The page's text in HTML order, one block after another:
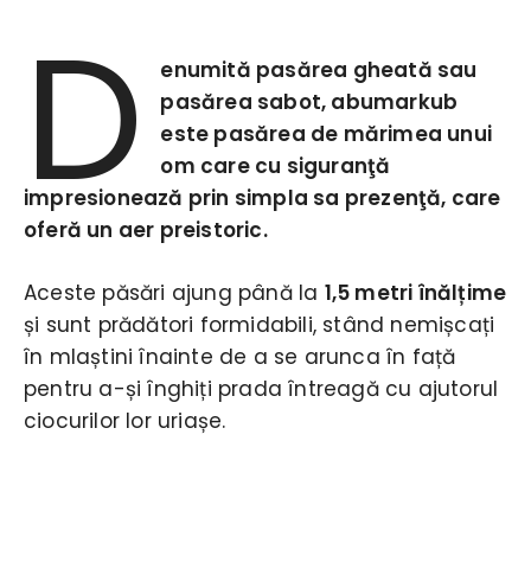
D
enumită pasărea gheată sau
pasărea sabot, abumarkub
este pasărea de mărimea unui
om care cu siguranţă
impresionează prin simpla sa prezenţă, care
oferă un aer preistoric.
Aceste păsări ajung până la 1,5 metri înălțime
și sunt prădători formidabili, stând nemișcați
în mlaștini înainte de a se arunca în față
pentru a-și înghiți prada întreagă cu ajutorul
ciocurilor lor uriașe.